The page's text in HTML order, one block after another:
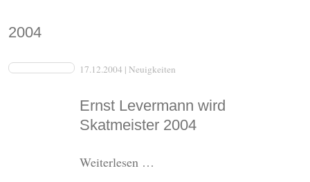
2004
17.12.2004 | Neuigkeiten
Ernst Levermann wird
Skatmeister 2004
Weiterlesen …